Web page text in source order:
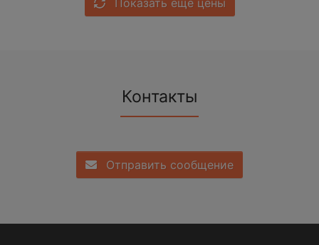
Показать еще цены
Контакты
Отправить сообщение